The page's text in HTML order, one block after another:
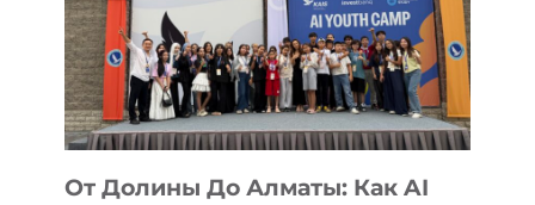
От Долины До Алматы: Как AI